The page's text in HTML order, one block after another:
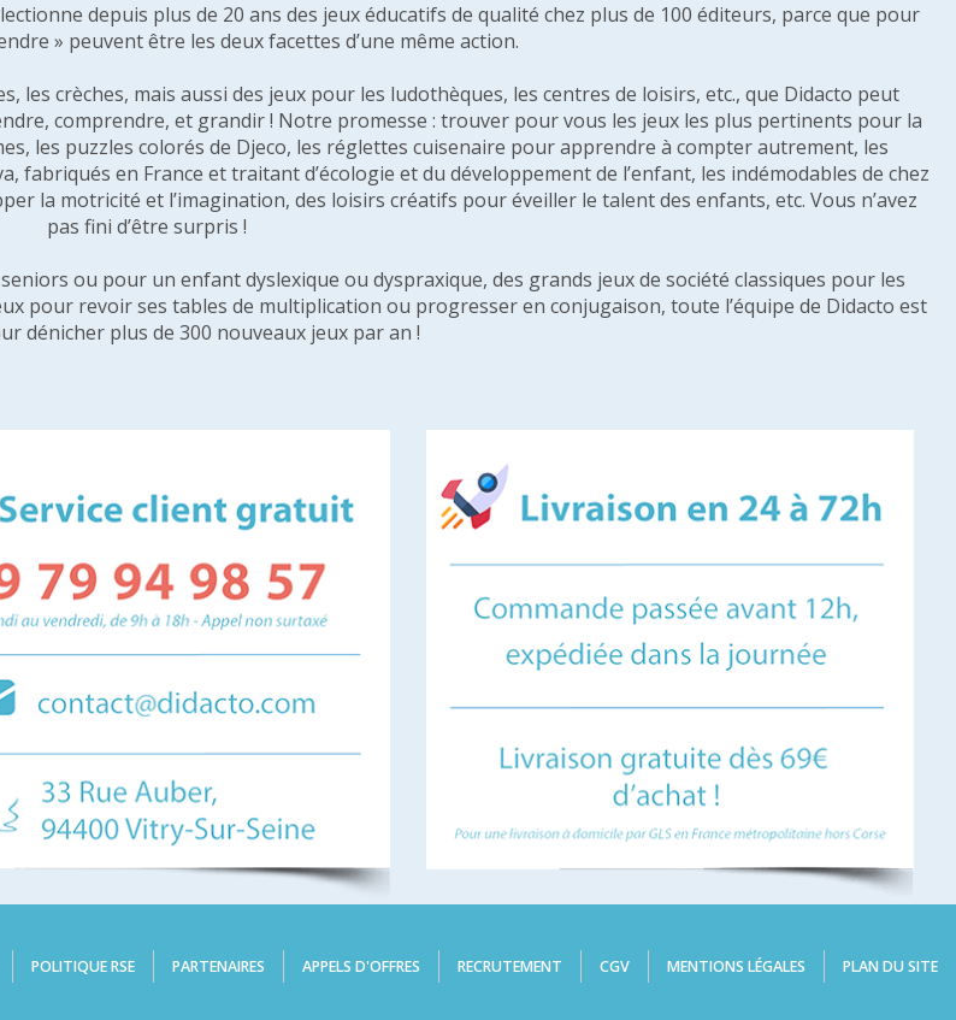
depuis plus de 20 ans des jeux éducatifs de qualité chez plus de 100 éditeurs, parce que pour
» peuvent être les deux facettes d’une même action.
les crèches, mais aussi des jeux pour les ludothèques, les centres de loisirs, etc., que Didacto peut
comprendre, et grandir ! Notre promesse : trouver pour vous les jeux les plus pertinents pour la
les puzzles colorés de Djeco, les réglettes cuisenaire pour apprendre à compter autrement, les
en France et traitant d’écologie et du développement de l’enfant, les indémodables de chez
la motricité et l’imagination, des loisirs créatifs pour éveiller le talent des enfants, etc. Vous n’avez
pas fini d’être surpris !
ou pour un enfant dyslexique ou dyspraxique, des grands jeux de société classiques pour les
pour revoir ses tables de multiplication ou progresser en conjugaison, toute l’équipe de Didacto est
dénicher plus de 300 nouveaux jeux par an !
POLITIQUE RSE PARTENAIRES APPELS D'OFFRES RECRUTEMENT CGV MENTIONS LÉGALES PLAN DU SITE